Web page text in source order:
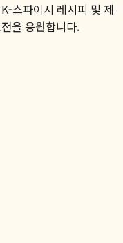
스파이시 레시피 및 제
을 응원합니다.